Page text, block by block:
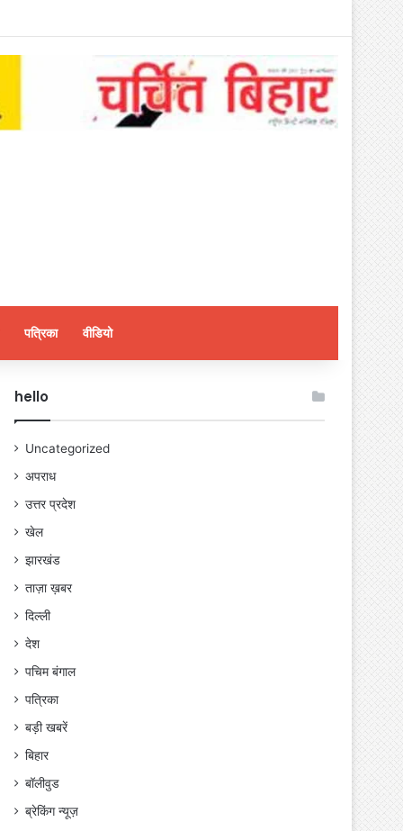
पत्रिका वीडियो
hello
Uncategorized
अपराध
उत्तर प्रदेश
खेल
झारखंड
ताज़ा ख़बर
दिल्ली
देश
पचिम बंगाल
पत्रिका
बड़ी खबरें
बिहार
बॉलीवुड
ब्रेकिंग न्यूज़